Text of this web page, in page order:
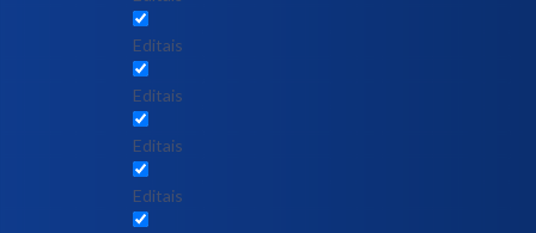
Editais
Editais
Editais
Editais